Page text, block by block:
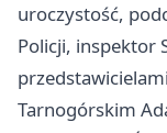
uroczystość,
Policji, inspektor
Tarnogórskim